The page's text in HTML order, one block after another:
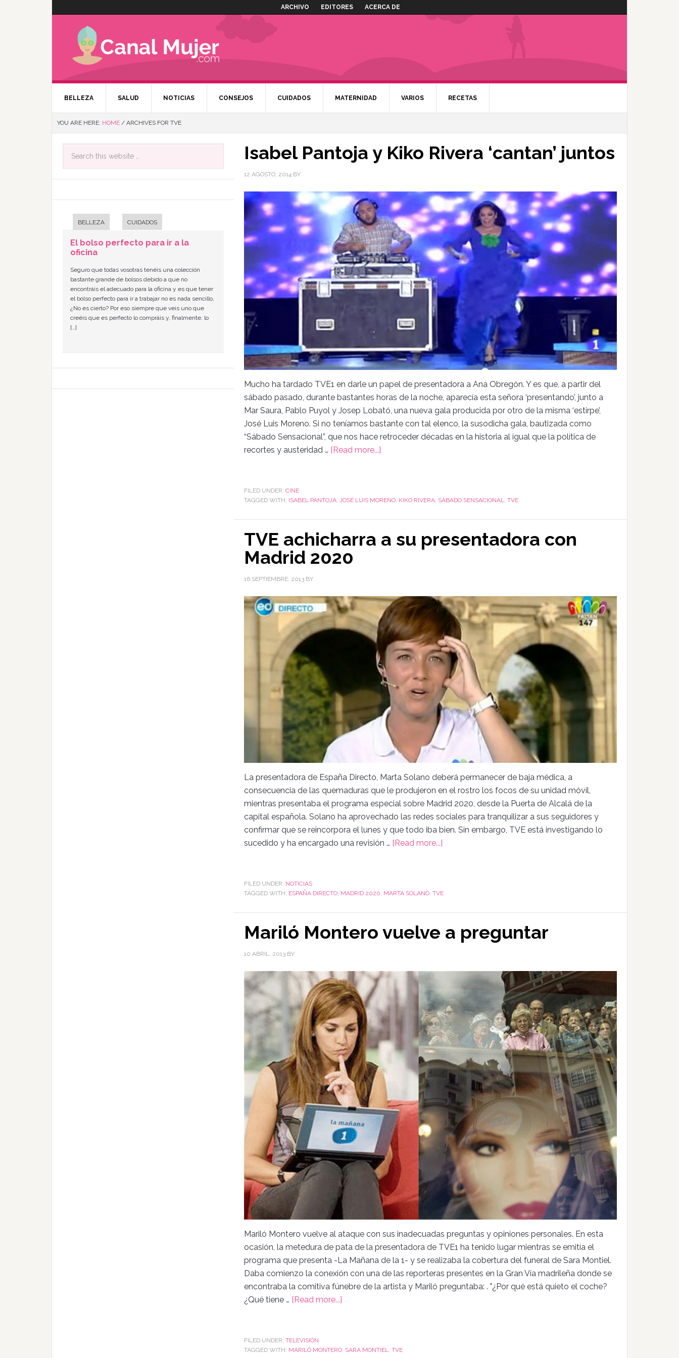
ARCHIVO EDITORES ACERCA DE
BELLEZA SALUD NOTICIAS CONSEJOS CUIDADOS MATERNIDAD VARIOS RECETAS
YOU ARE HERE: HOME / ARCHIVES FOR TVE
Isabel Pantoja y Kiko Rivera ‘cantan’ juntos
12 AGOSTO, 2014 BY
Mucho ha tardado TVE1 en darle un papel de presentadora a Ana Obregón. Y es que, a partir del
sábado pasado, durante bastantes horas de la noche, aparecía esta señora ‘presentando’, junto a
Mar Saura, Pablo Puyol y Josep Lobató, una nueva gala producida por otro de la misma ‘estirpe’,
José Luis Moreno. Si no teníamos bastante con tal elenco, la susodicha gala, bautizada como
“Sábado Sensacional”, que nos hace retroceder décadas en la historia al igual que la política de
recortes y austeridad … [Read more...]
FILED UNDER: CINE
TAGGED WITH: ISABEL PANTOJA, JOSÉ LUIS MORENO, KIKO RIVERA, SÁBADO SENSACIONAL, TVE
TVE achicharra a su presentadora con
Madrid 2020
16 SEPTIEMBRE, 2013 BY
La presentadora de España Directo, Marta Solano deberá permanecer de baja médica, a
consecuencia de las quemaduras que le produjeron en el rostro los focos de su unidad móvil,
mientras presentaba el programa especial sobre Madrid 2020, desde la Puerta de Alcalá de la
capital española. Solano ha aprovechado las redes sociales para tranquilizar a sus seguidores y
confirmar que se reincorpora el lunes y que todo iba bien. Sin embargo, TVE está investigando lo
sucedido y ha encargado una revisión … [Read more...]
FILED UNDER: NOTICIAS
TAGGED WITH: ESPAÑA DIRECTO MADRID 2020 MARTA SOLANO TVE
Mariló Montero vuelve a preguntar
10 ABRIL, 2013 BY
Mariló Montero vuelve al ataque con sus inadecuadas preguntas y opiniones personales. En esta
ocasión, la metedura de pata de la presentadora de TVE1 ha tenido lugar mientras se emitía el
programa que presenta -La Mañana de la 1- y se realizaba la cobertura del funeral de Sara Montiel.
Daba comienzo la conexión con una de las reporteras presentes en la Gran Vía madrileña donde se
encontraba la comitiva fúnebre de la artista y Mariló preguntaba: . "¿Por qué está quieto el coche?
¿Qué tiene … [Read more...]
FILED UNDER: TELEVISIÓN
TAGGED WITH: MARILÓ MONTERO SARA MONTIEL TVE
BELLEZA CUIDADOS
El bolso perfecto para ir a la
oficina
Seguro que todas vosotras tenéis una colección
bastante grande de bolsos debido a que no
encontráis el adecuado para la oficina y es que tener
el bolso perfecto para ir a trabajar no es nada sencillo,
¿No es cierto? Por eso siempre que veis uno que
creéis que es perfecto lo compráis y, finalmente, lo
[…]